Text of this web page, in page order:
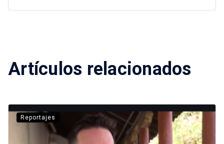
Artículos relacionados
Reportajes